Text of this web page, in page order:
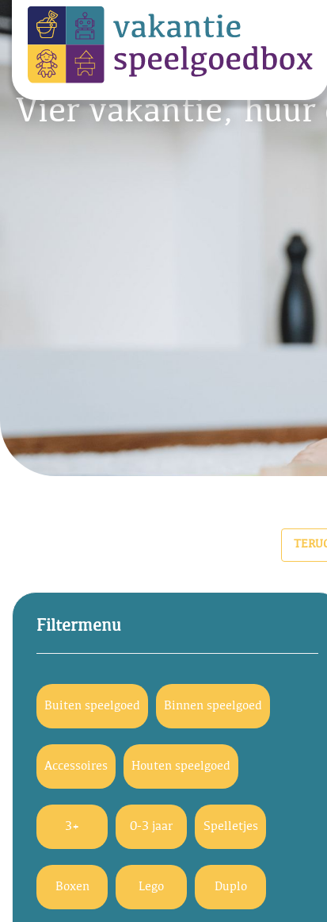
Vier vakantie, huur
Filtermenu
Buiten speelgoed Binnen speelgoed
Accessoires Houten speelgoed
3+ 0-3 jaar Spelletjes
Boxen Lego Duplo